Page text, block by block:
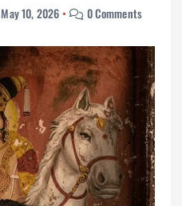
May 10, 2026 0 Comments